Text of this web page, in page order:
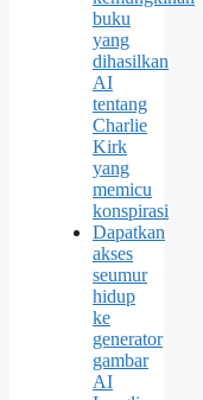
buku
yang
dihasilkan
AI
tentang
Charlie
Kirk
yang
memicu
konspirasi
Dapatkan
akses
seumur
hidup
ke
generator
gambar
AI